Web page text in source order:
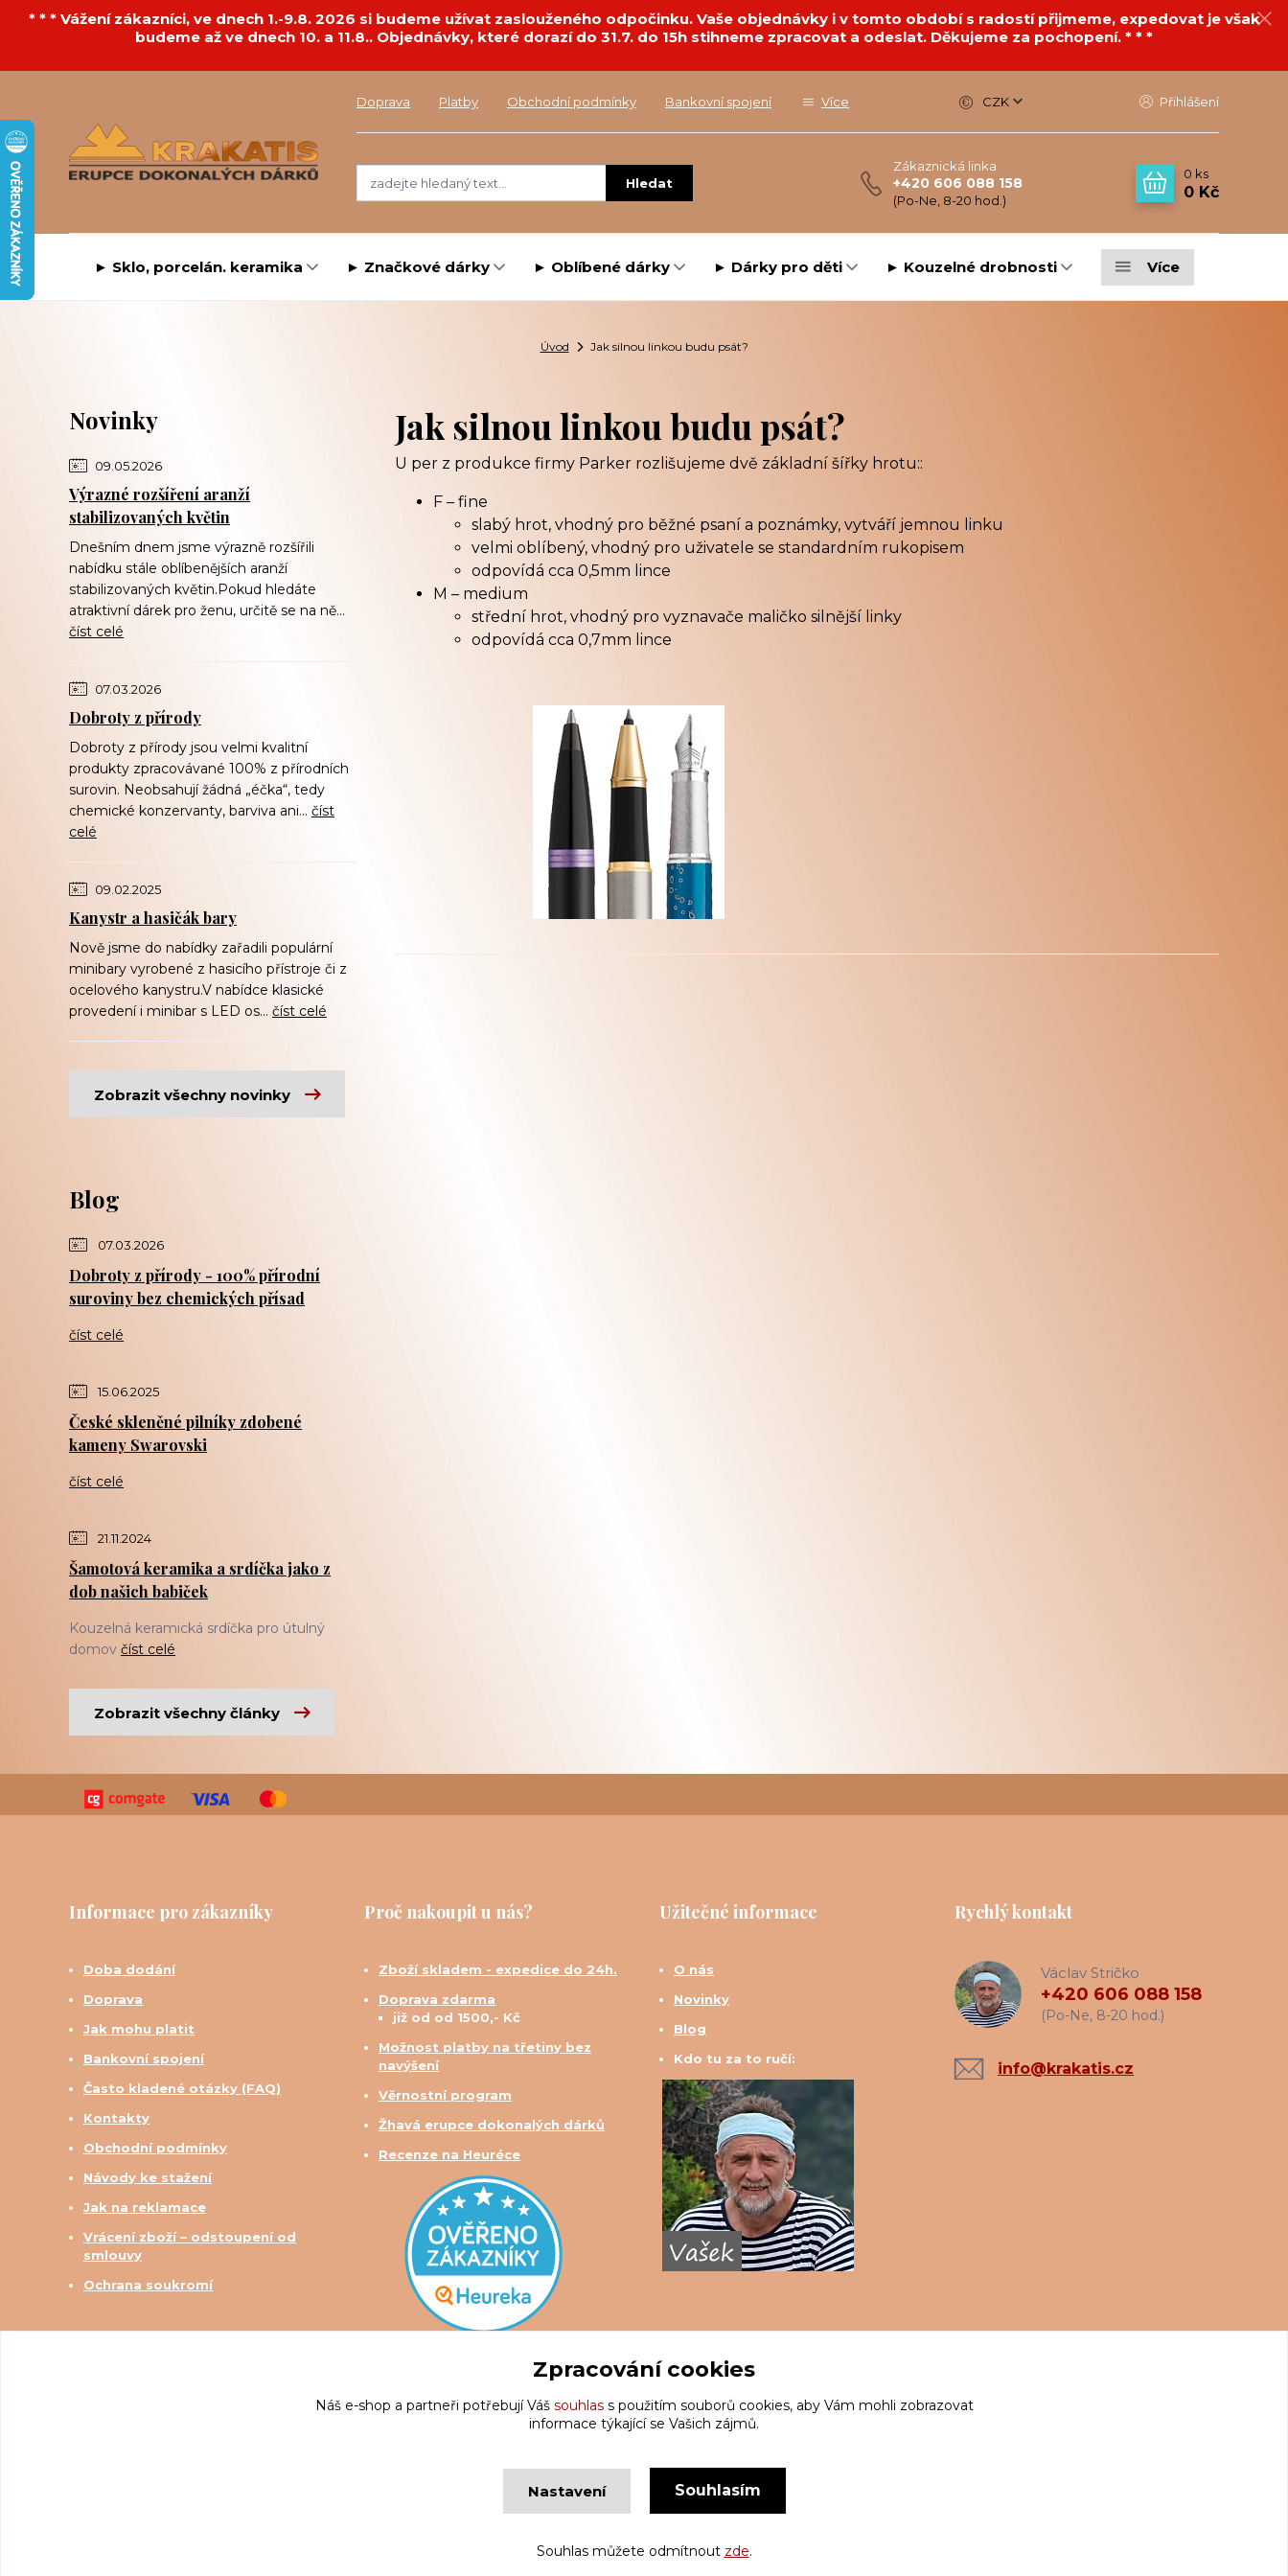
* * * Vážení zákazníci, ve dnech 1.-9.8. 2026 si budeme užívat zaslouženého odpočinku. Vaše objednávky i v tomto období s radostí přijmeme, expedovat je však
budeme až ve dnech 10. a 11.8.. Objednávky, které dorazí do 31.7. do 15h stihneme zpracovat a odeslat. Děkujeme za pochopení. * * *
Doprava Platby Obchodní podmínky Bankovní spojení Více CZK Přihlášení
Hledat
Zákaznická linka
+420 606 088 158
(Po-Ne, 8-20 hod.)
0 ks
0 Kč
► Sklo, porcelán. keramika ► Značkové dárky ► Oblíbené dárky ► Dárky pro děti ► Kouzelné drobnosti Více
Úvod Jak silnou linkou budu psát?
Novinky
09.05.2026
Výrazné rozšíření aranží
stabilizovaných květin
Dnešním dnem jsme výrazně rozšířili
nabídku stále oblíbenějších aranží
stabilizovaných květin.Pokud hledáte
atraktivní dárek pro ženu, určitě se na ně...
číst celé
07.03.2026
Dobroty z přírody
Dobroty z přírody jsou velmi kvalitní
produkty zpracovávané 100% z přírodních
surovin. Neobsahují žádná „éčka“, tedy
chemické konzervanty, barviva ani... číst
celé
09.02.2025
Kanystr a hasičák bary
Nově jsme do nabídky zařadili populární
minibary vyrobené z hasicího přístroje či z
ocelového kanystru.V nabídce klasické
provedení i minibar s LED os... číst celé
Zobrazit všechny novinky
Blog
07.03.2026
Dobroty z přírody - 100% přírodní
suroviny bez chemických přísad
číst celé
15.06.2025
České skleněné pilníky zdobené
kameny Swarovski
číst celé
21.11.2024
Šamotová keramika a srdíčka jako z
dob našich babiček
Kouzelná keramická srdíčka pro útulný
domov číst celé
Zobrazit všechny články
Jak silnou linkou budu psát?
U per z produkce firmy Parker rozlišujeme dvě základní šířky hrotu::
F – fine
slabý hrot, vhodný pro běžné psaní a poznámky, vytváří jemnou linku
velmi oblíbený, vhodný pro uživatele se standardním rukopisem
odpovídá cca 0,5mm lince
M – medium
střední hrot, vhodný pro vyznavače maličko silnější linky
odpovídá cca 0,7mm lince
Informace pro zákazníky
Doba dodání
Doprava
Jak mohu platit
Bankovní spojení
Často kladené otázky (FAQ)
Kontakty
Obchodní podmínky
Návody ke stažení
Jak na reklamace
Vrácení zboží – odstoupení od
smlouvy
Ochrana soukromí
Proč nakoupit u nás?
Zboží skladem - expedice do 24h.
Doprava zdarma
již od od 1500,- Kč
Možnost platby na třetiny bez
navýšení
Věrnostní program
Žhavá erupce dokonalých dárků
Recenze na Heuréce
Užitečné informace
O nás
Novinky
Blog
Kdo tu za to ručí:
Rychlý kontakt
Václav Stričko
+420 606 088 158
(Po-Ne, 8-20 hod.)
info@krakatis.cz
Zpracování cookies
Náš e-shop a partneři potřebují Váš souhlass použitím souborů cookies, aby Vám mohli zobrazovat
informace týkající se Vašich zájmů.
Nastavení Souhlasím
Souhlas můžete odmítnout zde.